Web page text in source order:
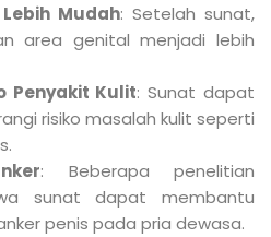
Mudah: Setelah sunat,
area genital menjadi lebih
Penyakit Kulit: Sunat dapat
risiko masalah kulit seperti
: Beberapa penelitian
sunat dapat membantu
penis pada pria dewasa.